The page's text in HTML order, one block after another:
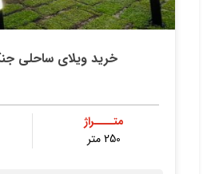
خرید ویلای ساحلی
متــــراژ
250 متر